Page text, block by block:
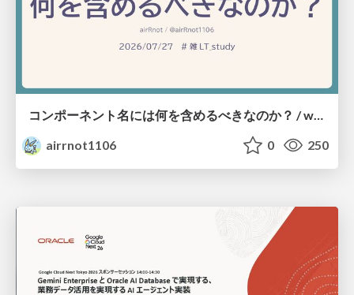
airrnot1106
0 250